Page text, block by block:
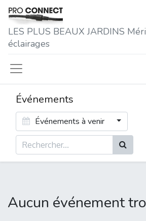
LES P​LUS BEAUX JARDINS
éclairages
Événements
Événements à venir
Aucun événement